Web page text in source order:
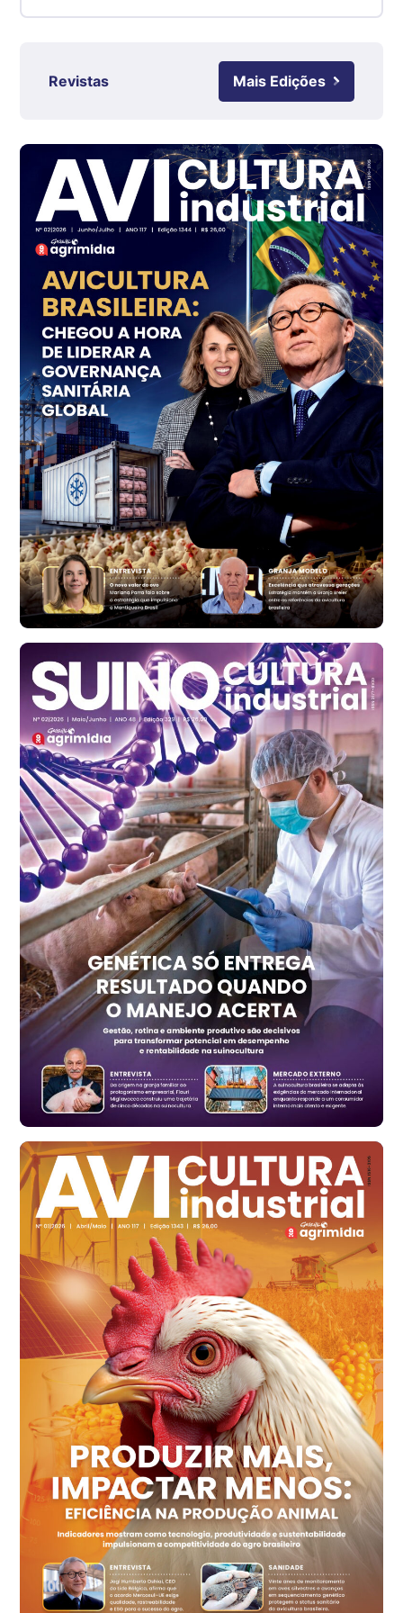
Ovo Branco - Regional
cx
Ovo Branco - Regional
Branco
R$ 145,34
cx
Ovo Vermelho - Regional
Grande São Paulo (SP)
R$ 155,59
cx
Ovo Vermelho - Regional
Vermelho
R$ 159,31
cx
Ovo Branco - Regional
Bastos (SP)
R$ 134,40
cx
Ovo Vermelho - Regional
Bastos (SP)
R$ 147,87
cx
Frango - Indicador
SP
R$ 7,13
kg
Frango - Indicador
SP
R$ 7,15
kg
Trigo Atacado - Regional
PR
R$ 1.414,20
t
Trigo Atacado - Regional
RS
R$ 1.314,40
t
Ovo Vermelho - Regional
Vermelho
R$ 171,15
cx
Ovo Branco - Regional
Santa Maria do Jetibá (ES)
R$ 139,43
cx
Ovo Branco - Regional
Recife (PE)
R$ 149,79
cx
Ovo Vermelho - Regional
Recife (PE)
R$ 158,77
cx
Revistas Mais Edições